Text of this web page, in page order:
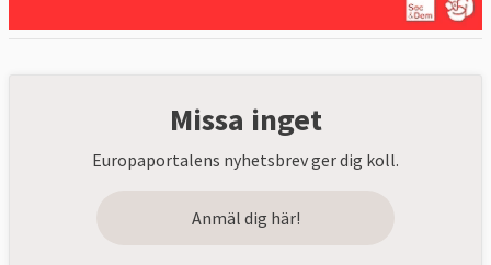
Missa inget
Europaportalens nyhetsbrev ger dig koll.
Anmäl dig här!